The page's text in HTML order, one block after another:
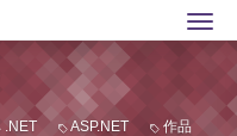
.NET ASP.NET
作品